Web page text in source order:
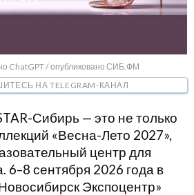
ChatGPT / опубликовано СИБ.ФМ
НА TELEGRAM-КАНАЛ
Сибирь — это не только
«Весна-Лето 2027»,
центр для
6–8 сентября 2026 года в
Экспоцентр»